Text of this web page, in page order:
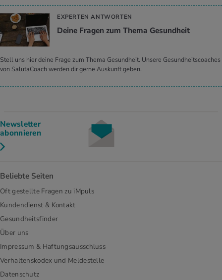
EXPERTEN ANTWORTEN
Deine Fra­gen zum Thema Ge­sund­heit
Stell uns hier deine Frage zum Thema Gesundheit. Unsere Gesundheitscoaches
von SalutaCoach werden dir gerne Auskunft geben.
Newsletter
abonnieren
Beliebte Seiten
Oft gestellte Fragen zu iMpuls
Kundendienst & Kontakt
Gesundheitsfinder
Über uns
Impressum & Haftungsausschluss
Verhaltenskodex und Meldestelle
Datenschutz